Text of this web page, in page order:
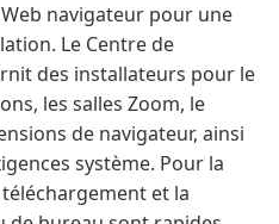
navigateur pour une
Le Centre de
des installateurs pour le
les salles Zoom, le
de navigateur, ainsi
système. Pour la
et la